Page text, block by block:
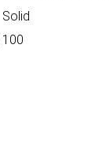
Solid
100